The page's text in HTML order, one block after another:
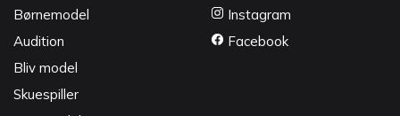
Børnemodel
Audition
Bliv model
Skuespiller
Instagram
Facebook